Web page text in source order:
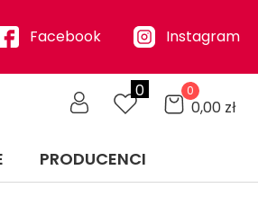
Facebook Instagram
0 0
0,00 zł
PRODUCENCI